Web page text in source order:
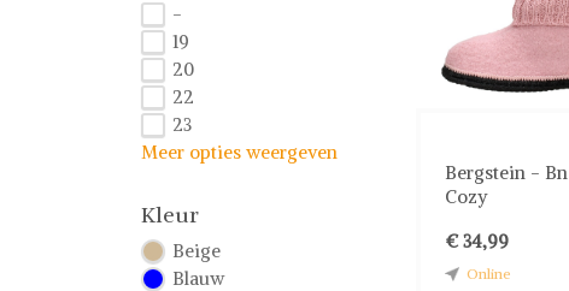
-
19
20
22
23
Meer opties weergeven
Kleur
Beige
Blauw
Bergstein - Bn
Cozy
€ 34,99
Online